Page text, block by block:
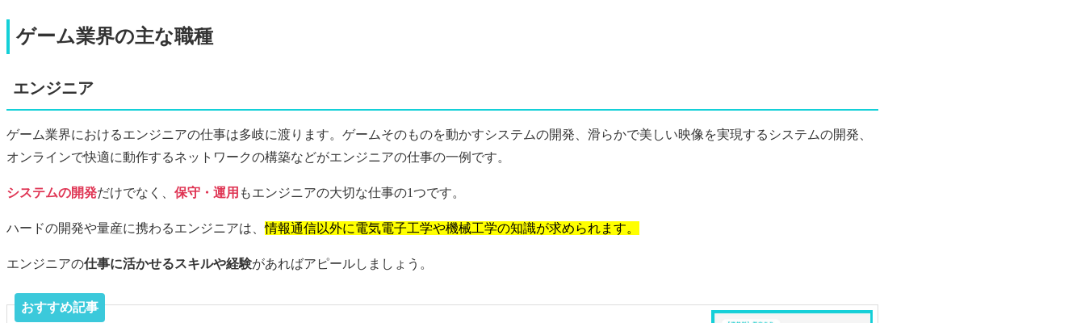
ゲーム業界の主な職種
エンジニア
ゲーム業界におけるエンジニアの仕事は多岐に渡ります。ゲームそのものを動かすシステムの開発、滑らかで美しい映像を実現するシステムの開発、
オンラインで快適に動作するネットワークの構築などがエンジニアの仕事の一例です。
システムの開発だけでなく、 保守・運用 もエンジニアの大切な仕事の1つです。
ハードの開発や量産に携わるエンジニアは、情報通信以外に電気電子工学や機械工学の知識が求められます。
エンジニアの仕事に活かせるスキルや経験があればアピールしましょう。